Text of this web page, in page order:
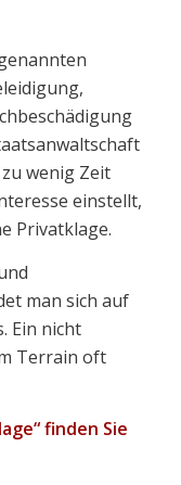
wenig Zeit
einstellt,
Privatklage.
man sich auf
Ein nicht
Terrain oft
finden Sie